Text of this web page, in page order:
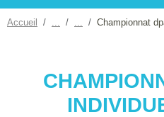
Accueil Championnat